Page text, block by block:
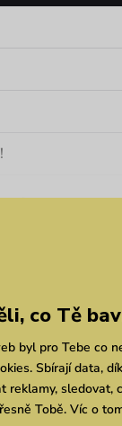
Chrudimco Tě
byl pro Tebe co
Sbírají data,
reklamy, sledovat,
Tobě. Víc o